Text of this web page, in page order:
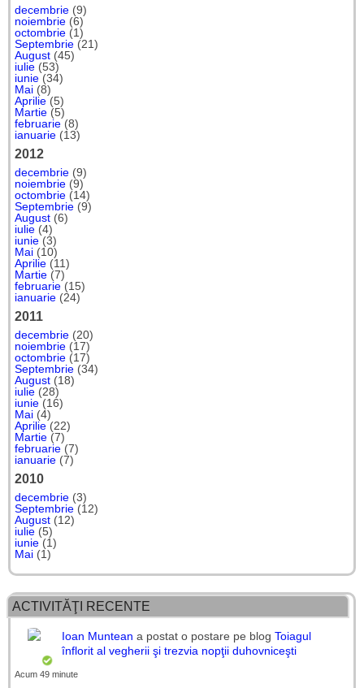
decembrie (9)
noiembrie (6)
octombrie (1)
Septembrie (21)
August (45)
iulie (53)
iunie (34)
Mai (8)
Aprilie (5)
Martie (5)
februarie (8)
ianuarie (13)
2012
decembrie (9)
noiembrie (9)
octombrie (14)
Septembrie (9)
August (6)
iulie (4)
iunie (3)
Mai (10)
Aprilie (11)
Martie (7)
februarie (15)
ianuarie (24)
2011
decembrie (20)
noiembrie (17)
octombrie (17)
Septembrie (34)
August (18)
iulie (28)
iunie (16)
Mai (4)
Aprilie (22)
Martie (7)
februarie (7)
ianuarie (7)
2010
decembrie (3)
Septembrie (12)
August (12)
iulie (5)
iunie (1)
Mai (1)
ACTIVITĂŢI RECENTE
Ioan Muntean a postat o postare pe blog Toiagul
înflorit al vegherii şi trezvia nopţii duhovniceşti
Acum 49 minute